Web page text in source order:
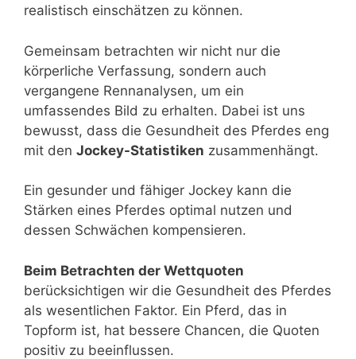
realistisch einschätzen zu können.
Gemeinsam betrachten wir nicht nur die
körperliche Verfassung, sondern auch
vergangene Rennanalysen, um ein
umfassendes Bild zu erhalten. Dabei ist uns
bewusst, dass die Gesundheit des Pferdes eng
mit den Jockey-Statistiken zusammenhängt.
Ein gesunder und fähiger Jockey kann die
Stärken eines Pferdes optimal nutzen und
dessen Schwächen kompensieren.
Beim Betrachten der Wettquoten
berücksichtigen wir die Gesundheit des Pferdes
als wesentlichen Faktor. Ein Pferd, das in
Topform ist, hat bessere Chancen, die Quoten
positiv zu beeinflussen.